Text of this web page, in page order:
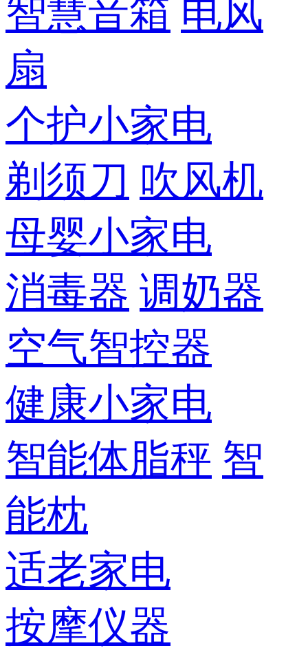
智慧音箱 电风
扇
个护小家电
剃须刀 吹风机
母婴小家电
消毒器 调奶器
空气智控器
健康小家电
智能体脂秤 智
能枕
适老家电
按摩仪器